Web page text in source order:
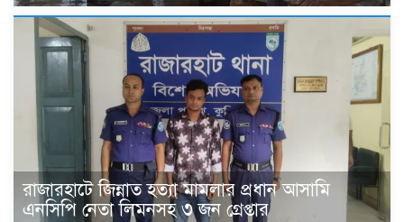
রাজারহাটে জিন্নাত হত্যা মামলার প্রধান আসামি
এনসিপি নেতা লিমনসহ ৩ জন গ্রেপ্তার